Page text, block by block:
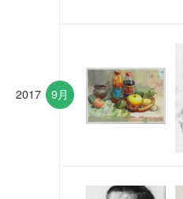
2017 9月